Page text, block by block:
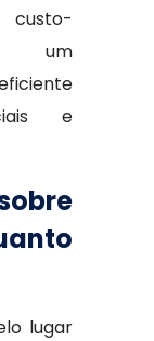
custo-
um
e
lugar